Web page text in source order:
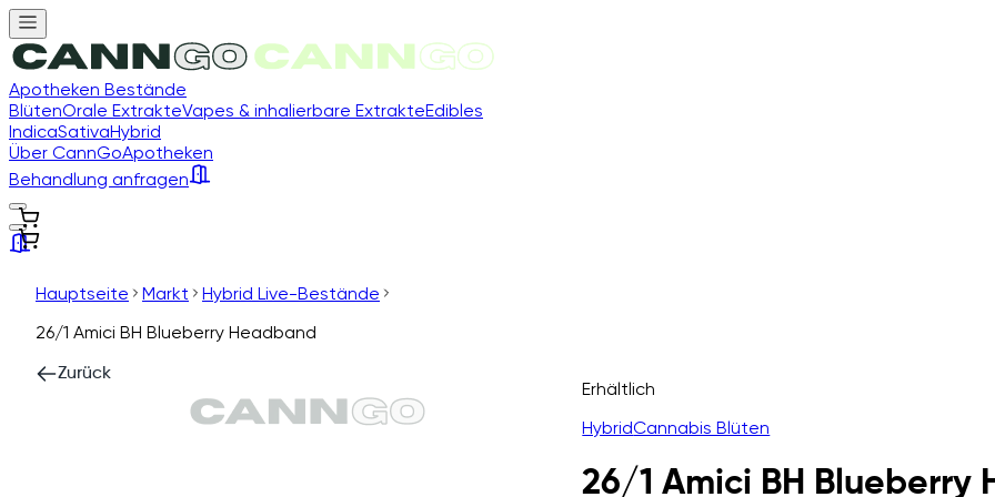
Apotheken Bestände
BlütenOrale ExtrakteVapes & inhalierbare ExtrakteEdibles
IndicaSativaHybrid
Über CannGoApotheken
Behandlung anfragen
Hauptseite Markt
Hybrid Live-Bestände
26/1 Amici BH Blueberry Headband
Zurück
Erhältlich
HybridCannabis Blüten
26/1 Amici BH Blueberry